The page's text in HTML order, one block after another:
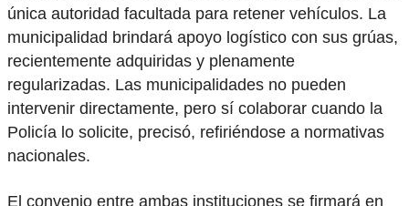
única autoridad facultada para retener vehículos. La
municipalidad brindará apoyo logístico con sus grúas,
recientemente adquiridas y plenamente
regularizadas. Las municipalidades no pueden
intervenir directamente, pero sí colaborar cuando la
Policía lo solicite, precisó, refiriéndose a normativas
nacionales.
El convenio entre ambas instituciones se firmará en